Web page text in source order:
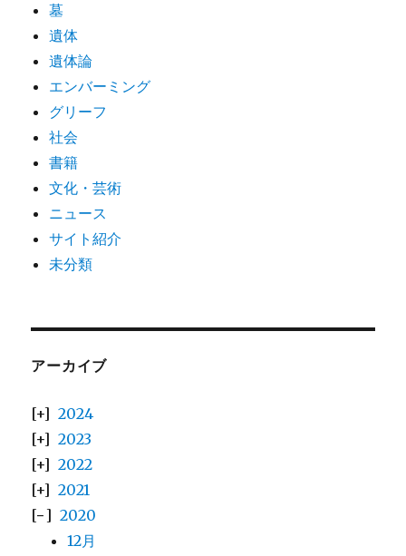
墓
遺体
遺体論
エンバーミング
グリーフ
社会
書籍
文化・芸術
ニュース
サイト紹介
未分類
アーカイブ
2024
2023
2022
2021
2020
12月